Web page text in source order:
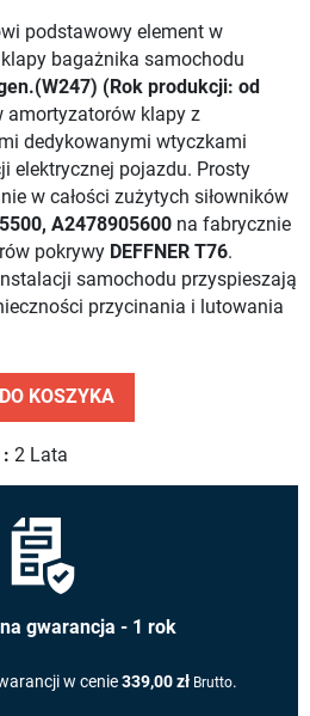
podstawowy element w
bagażnika samochodu
(Rok produkcji: od
amortyzatorów klapy z
dedykowanymi wtyczkami
elektrycznej pojazdu. Prosty
w całości zużytych siłowników
A2478905600 na fabrycznie
pokrywy DEFFNER T76.
samochodu przyspieszają
przycinania i lutowania
KOSZYKA
2 Lata
gwarancja - 1 rok
w cenie339,00 zł Brutto.